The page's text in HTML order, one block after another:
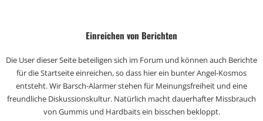
Einreichen von Berichten
Die User dieser Seite beteiligen sich im Forum und können auch Berichte
für die Startseite einreichen, so dass hier ein bunter Angel-Kosmos
entsteht. Wir Barsch-Alarmer stehen für Meinungsfreiheit und eine
freundliche Diskussionskultur. Natürlich macht dauerhafter Missbrauch
von Gummis und Hardbaits ein bisschen bekloppt.